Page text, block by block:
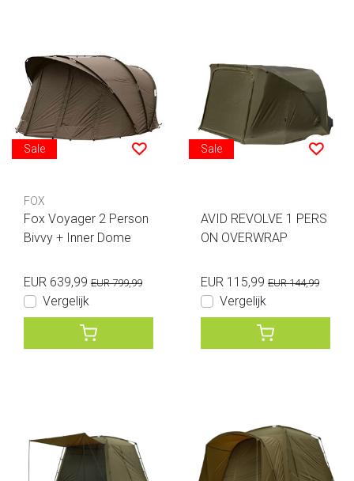
Sale
FOX
Fox Voyager 2 Person
Bivvy + Inner Dome
EUR 639,99 EUR 799,99
Vergelijk
Sale
AVID REVOLVE 1 PERS
ON OVERWRAP
EUR 115,99 EUR 144,99
Vergelijk